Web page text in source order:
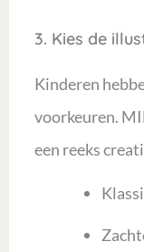
3. Kies de
Kinderen
voorkeuren.
een reeks